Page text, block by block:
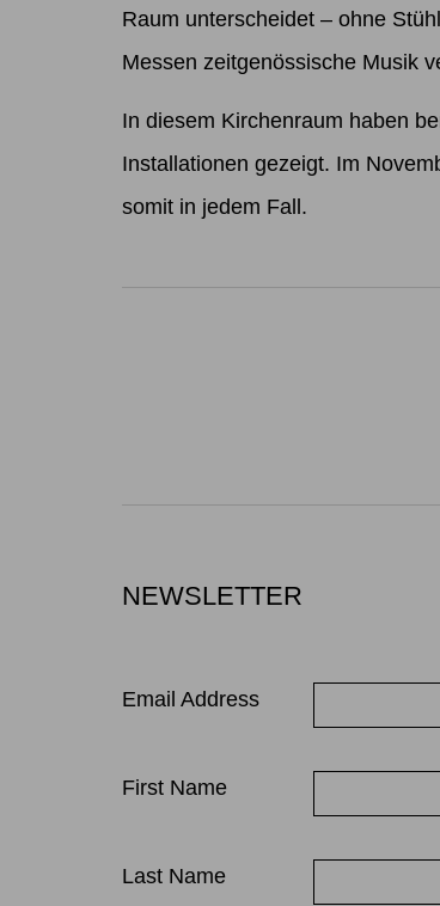
Raum unterscheidet – ohne
Messen zeitgenössische Musik
In diesem Kirchenraum haben
Installationen gezeigt. Im
somit in jedem Fall.
NEWSLETTER
Email Address
First Name
Last Name